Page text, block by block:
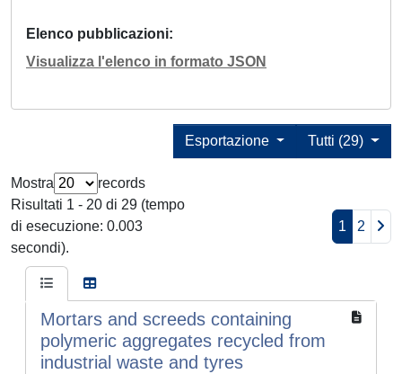
Elenco pubblicazioni
Visualizza l'elenco in formato JSON
Tutti (29)
Esportazione
Mostra
records
Risultati 1 - 20 di 29 (tempo
di esecuzione: 0.003
secondi).
1 2
Mortars and screeds containing
polymeric aggregates recycled from
industrial waste and tyres